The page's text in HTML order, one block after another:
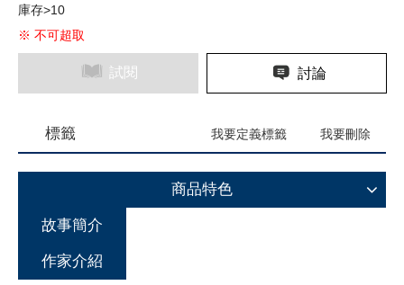
庫存>10
※ 不可超取
試閱 討論
標籤 我要定義標籤 我要刪除
商品特色
故事簡介
作家介紹